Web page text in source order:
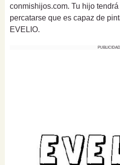
conmishijos.com. Tu hijo
percatarse que es capaz de
EVELIO.
PUBLICIDAD